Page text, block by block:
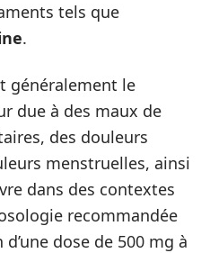
tels que
.
généralement le
due à des maux de
des douleurs
menstruelles, ainsi
dans des contextes
recommandée
dose de 500 mg à